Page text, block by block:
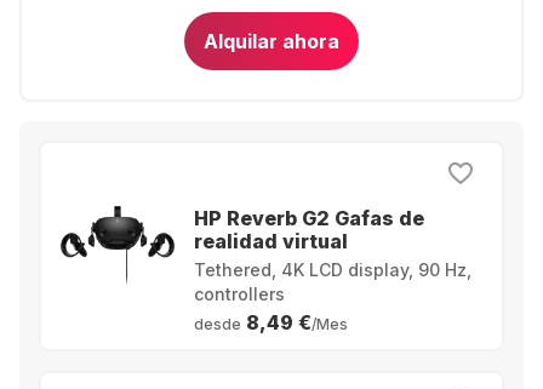
Alquilar ahora
HP Reverb G2 Gafas de
realidad virtual
Tethered, 4K LCD display, 90 Hz,
controllers
desde 8,49 €/Mes